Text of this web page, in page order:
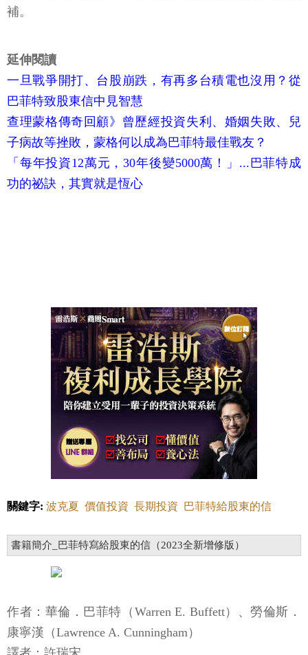
補。
延伸閱讀
一旦戰爭開打、台股崩跌，有再多台積電也沒用？從
巴菲特致股東信中見智慧
查理蒙格傳奇回顧》曾歷經投資失利、婚姻失敗、兒
子病故等挫敗，蒙格何以成為巴菲特最佳戰友？
「每年投資12萬元，30年後變5000萬！」...巴菲特成
功的祕訣，其實就是恆心
關鍵字: 波克夏 價值投資 長期投資 巴菲特給股東的信
書籍簡介_巴菲特寫給股東的信（2023全新增修版）
作者：華倫．巴菲特（Warren E. Buffett）、勞倫斯．
康寧漢（Lawrence A. Cunningham）